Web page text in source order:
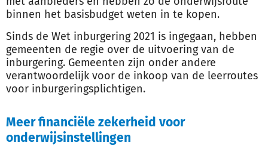
binnen het basisbudget weten in te kopen.
Sinds de Wet inburgering 2021 is ingegaan, hebben
gemeenten de regie over de uitvoering van de
inburgering. Gemeenten zijn onder andere
verantwoordelijk voor de inkoop van de leerroutes
voor inburgeringsplichtigen.
Meer financiële zekerheid voor
onderwijsinstellingen